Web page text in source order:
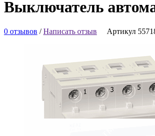
Выключатель
0 отзывов /Написать отзыв Артикул